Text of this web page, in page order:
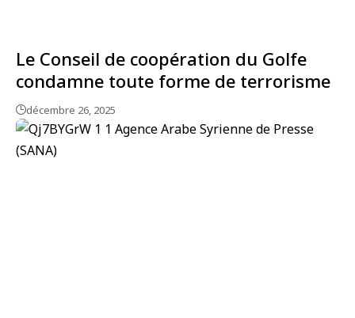
Le Conseil de coopération du Golfe
condamne toute forme de terrorisme
décembre 26, 2025